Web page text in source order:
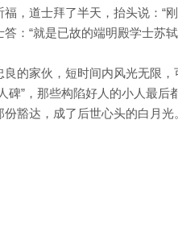
，道士拜了半天，抬头说：“
答：“就是已故的端明殿学士苏
的家伙，短时间内风光无限
碑”，那些构陷好人的小人最后
豁达，成了后世心头的白月